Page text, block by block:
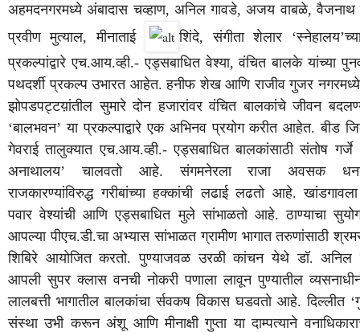
अहमदनगरमध्ये अंबादास चव्हाण, अनिल गावडे,अजय वाबळे,वैजनाथ
प्रवीण मुत्याल,मीनाताई शिंदे,संगीता शेलार ‘स्नेहालय’
प्रकल्पांद्वारे एच.आय.व्ही.-एड्सबाधित वेश्या,वंचित बालके यांच्या
पथदर्शी प्रकल्प उभारत आहेत.हनीफ शेख आणि राजीव गुजर
झोपडपट्टय़ांतील सुमारे दोन हजारांवर वंचित बालकांचे जीवन
‘बालभवन’या प्रकल्पाद्वारे एक अभिनव प्रयोग करीत आहेत.बीड
गेवराई तालुक्यात एच.आय.व्ही.-एड्सबाधित बालकांसाठी संतोष गर्जे
अनाथालय’चालवतो आहे.संगमनेरला राजा अवसक
राजकारण्यांविरुद्ध गरीबांच्या हक्कांची लढाई लढतो आहे.खांडगावला
पवार वेश्यांची आणि एड्सबाधित मुले सांभाळतो आहे.ठाण्याचा
आपल्या पीएच.डी.चा अभ्यास सांभाळत ग्रामीण भागात तरुणांसाठी
शिबिरे आयोजित करतो.पुण्याजवळ उरळी कांचन येथे डॉ.अनिल
आपली सुपर क्लास वनची नोकरी पणाला लावून पुण्यातील
लालबत्ती भागातील बालकांचा र्सवकष विकास घडवतो आहे.दिल्लीत‘
संस्था उभी करून अंशू आणि मीनाक्षी गुप्ता या दाम्पत्याने